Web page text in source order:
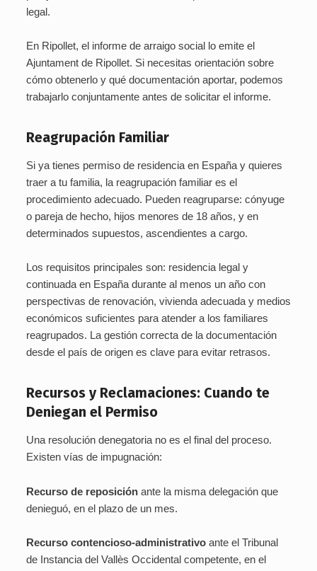
legal.
En Ripollet, el informe de arraigo social lo emite el
Ajuntament de Ripollet. Si necesitas orientación sobre
cómo obtenerlo y qué documentación aportar, podemos
trabajarlo conjuntamente antes de solicitar el informe.
Reagrupación Familiar
Si ya tienes permiso de residencia en España y quieres
traer a tu familia, la reagrupación familiar es el
procedimiento adecuado. Pueden reagruparse: cónyuge
o pareja de hecho, hijos menores de 18 años, y en
determinados supuestos, ascendientes a cargo.
Los requisitos principales son: residencia legal y
continuada en España durante al menos un año con
perspectivas de renovación, vivienda adecuada y medios
económicos suficientes para atender a los familiares
reagrupados. La gestión correcta de la documentación
desde el país de origen es clave para evitar retrasos.
Recursos y Reclamaciones: Cuando te
Deniegan el Permiso
Una resolución denegatoria no es el final del proceso.
Existen vías de impugnación:
Recurso de reposiciónante la misma delegación que
denieguó, en el plazo de un mes.
Recurso contencioso-administrativoante el Tribunal
de Instancia del Vallès Occidental competente, en el